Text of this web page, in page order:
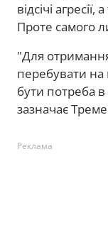
відсічі
Проте самого
"Для
перебувати на
бути потреба
зазначає
Реклама